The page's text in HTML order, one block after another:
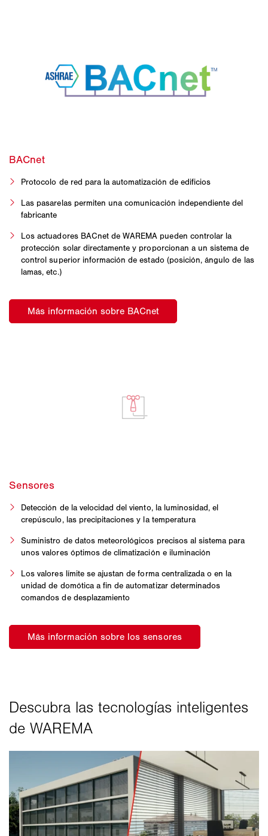
Protocolo de red para la automatización de edificios
Las pasarelas permiten una comunicación independiente del
fabricante
Los actuadores BACnet de WAREMA pueden controlar la
protección solar directamente y proporcionan a un sistema de
control superior información de estado (posición, ángulo de las
lamas, etc.)
Detección de la velocidad del viento, la luminosidad, el
crepúsculo, las precipitaciones y la temperatura
Suministro de datos meteorológicos precisos al sistema para
unos valores óptimos de climatización e iluminación
Los valores límite se ajustan de forma centralizada o en la
unidad de domótica a fin de automatizar determinados
comandos de desplazamiento